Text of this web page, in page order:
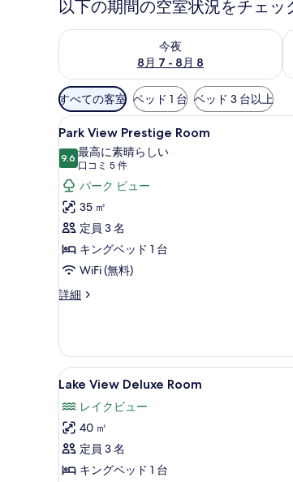
以下の期間の空室状況をチェッ
今夜
8月 7 - 8月 8
今夜 8月 7 - 8月 8 の空室状況をチェック
利
用
可
能
な
客
室
の
絞
り
込
み
すべての客室 ベッド 1 台 ベッド 3 台以上
Park
View
Prestige
Room
の
す
べ
て
写
を
表
示
す
る
Park View
5
Park View Prestige Room
9.610 点中 9.6
最高に素晴らしい
口コミ 5 件
(口
コ
ミ
5
件)
パーク ビュー
35 ㎡
定員 3 名
キングベッド 1 台
WiFi (無料)
詳細
Park
の
詳
細
Lake
View
Deluxe
Room
の
す
Lake View
5
Lake View Deluxe Room
レイクビュー
40 ㎡
定員 3 名
キングベッド 1 台